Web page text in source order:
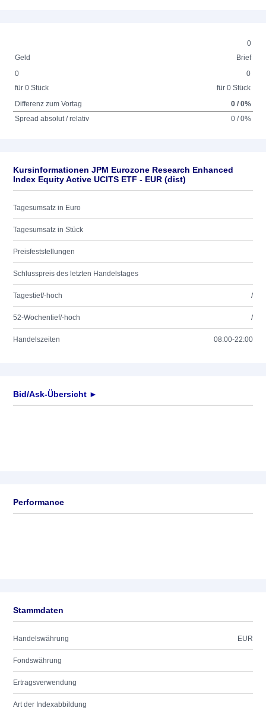
0
Geld
Brief
0
für 0 Stück
0
für 0 Stück
Differenz zum Vortag
0 / 0%
Spread absolut / relativ
0 / 0%
Kursinformationen JPM Eurozone Research Enhanced
Index Equity Active UCITS ETF - EUR (dist)
Tagesumsatz in Euro
Tagesumsatz in Stück
Preisfeststellungen
Schlusspreis des letzten Handelstages
Tagestief/-hoch /
52-Wochentief/-hoch /
Handelszeiten 08:00-22:00
Bid/Ask-Übersicht ►
Performance
Stammdaten
Handelswährung EUR
Fondswährung
Ertragsverwendung
Art der Indexabbildung